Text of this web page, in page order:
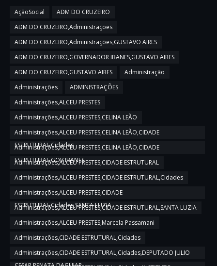
AçãoSocial
ADM DO CRUZEIRO
ADM DO CRUZEIRO,Administrações
ADM DO CRUZEIRO,Administrações,GUSTAVO AIRES
ADM DO CRUZEIRO,GOVERNADOR IBANES,GUSTAVO AIRES
ADM DO CRUZEIRO,GUSTAVO AIRES
Administração
Administrações
ADMINISTRAÇÕES
Administrações,ALCEU PRESTES
Administrações,ALCEU PRESTES,CELINA LEÃO
Administrações,ALCEU PRESTES,CELINA LEÃO,CIDADE
ESTRUTURAL,Cidades
Administrações,ALCEU PRESTES,CELINA LEÃO,CIDADE
ESTRUTURAL,GOV IBANES
Administrações,ALCEU PRESTES,CIDADE ESTRUTURAL
Administrações,ALCEU PRESTES,CIDADE ESTRUTURAL,Cidades
Administrações,ALCEU PRESTES,CIDADE
ESTRUTURAL,Cidades,SANTA LUZIA
Administrações,ALCEU PRESTES,CIDADE ESTRUTURAL,SANTA LUZIA
Administrações,ALCEU PRESTES,Marcela Passamani
Administrações,CIDADE ESTRUTURAL,Cidades
Administrações,CIDADE ESTRUTURAL,Cidades,DEPUTADO JULIO